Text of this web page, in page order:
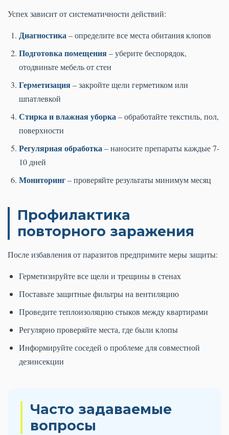
Успех зависит от систематичности действий:
Диагностика– определите все места обитания клопов
Подготовка помещения– уберите беспорядок,
отодвиньте мебель от стен
Герметизация– закройте щели герметиком или
шпатлевкой
Стирка и влажная уборка– обработайте текстиль, пол,
поверхности
Регулярная обработка– наносите препараты каждые 7-
10 дней
Мониторинг– проверяйте результаты минимум месяц
Профилактика
повторного заражения
После избавления от паразитов предпримите меры защиты:
Герметизируйте все щели и трещины в стенах
Поставьте защитные фильтры на вентиляцию
Проведите теплоизоляцию стыков между квартирами
Регулярно проверяйте места, где были клопы
Информируйте соседей о проблеме для совместной
дезинсекции
Часто задаваемые
вопросы